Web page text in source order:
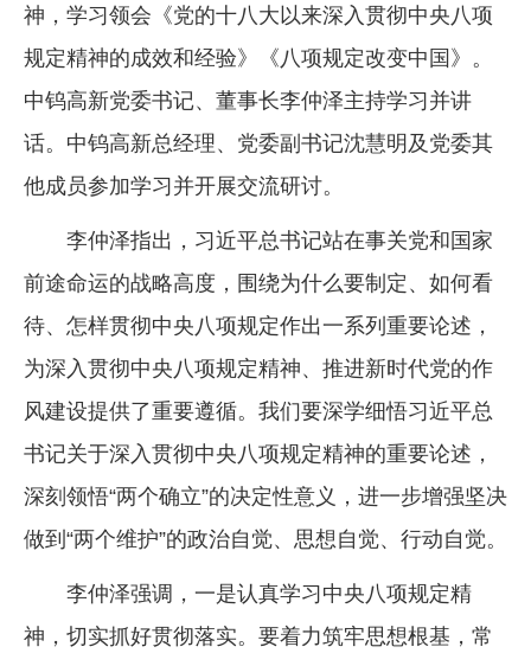
神，学习领会《党的十八大以来深入贯彻中央八项
规定精神的成效和经验》《八项规定改变中国》。
中钨高新党委书记、董事长李仲泽主持学习并讲
话。中钨高新总经理、党委副书记沈慧明及党委其
他成员参加学习并开展交流研讨。
李仲泽指出，习近平总书记站在事关党和国家
前途命运的战略高度，围绕为什么要制定、如何看
待、怎样贯彻中央八项规定作出一系列重要论述，
为深入贯彻中央八项规定精神、推进新时代党的作
风建设提供了重要遵循。我们要深学细悟习近平总
书记关于深入贯彻中央八项规定精神的重要论述，
深刻领悟“两个确立”的决定性意义，进一步增强坚决
做到“两个维护”的政治自觉、思想自觉、行动自觉。
李仲泽强调，一是认真学习中央八项规定精
神，切实抓好贯彻落实。要着力筑牢思想根基，常